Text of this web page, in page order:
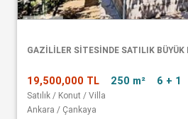
GAZİLİLER SİTESİNDE SATILIK
19,500,000 TL 250 m² 6 + 1
Satılık / Konut / Villa
Ankara / Çankaya